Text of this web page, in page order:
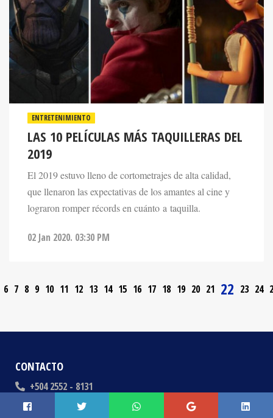
ENTRETENIMIENTO
LAS 10 PELÍCULAS MÁS TAQUILLERAS DEL
2019
El 2019 estuvo lleno de cortometrajes de alta calidad,
que llenaron las expectativas de los amantes al cine y
lograron romper récords en cuánto a taquilla.
02 Jan 2020. 03:30 PM
6 7 8 9 10 11 12 13 14 15 16 17 18 19 20 21 22 23 24
CONTACTO
+504 2552 - 8131
info@inter.hn